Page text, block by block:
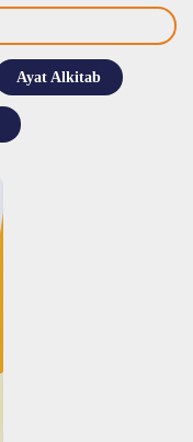
Ayat Alkitab